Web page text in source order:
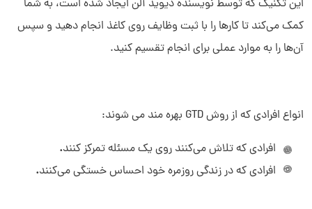
این تکنیک که توسط نویسنده دیوید آلن ایجاد شده است، به شما
کمک می‌کند تا کارها را با ثبت وظایف روی کاغذ انجام دهید و سپس
آن‌ها را به موارد عملی برای انجام تقسیم کنید.
انواع افرادی که از روش GTD بهره مند می شوند:
افرادی که تلاش میکنند روی یک مسئله تمرکز کنند.
افرادی که در زندگی روزمره خود احساس خستگی میکنند.